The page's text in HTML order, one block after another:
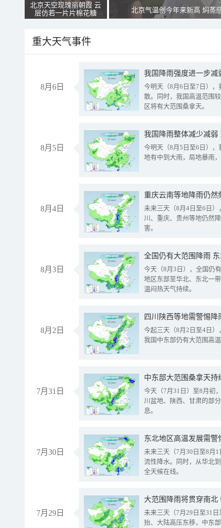
北京天空现瑰丽朝霞 云
层仿若一片片棉花糖
北京气温创今年来新高 焖蒸
重大天气事件
8月6日
今明天（8月6日至7日）
散。同时，我国高温范围
区将有大范围桑拿天。
8月5日
我国降雨整体减少减弱
今明天（8月5日至6日）
地有中到大雨，局地暴雨
8月4日
重庆云南等地降雨仍然
未来三天（8月4日至6日
川、重庆、贵州等地仍然
害。
8月3日
全国仍有大范围降雨
今天（8月3日），全国仍
地区东部至华北、东北一
温闷热天气持续。
8月2日
今起三天（8月2日至4日
我国中东部仍有大范围高
7月31日
中东部大范围桑拿天
今天（7月31日）至8月初
川盆地、陕西、甘肃的部
息。
7月30日
东北地区高温发展需
未来三天（7月30日至8月
流性降水。同时，从华北
全天候在线。
7月29日
大范围降雨将贯穿南
未来三天（7月29日至31
抬、大陆高压东移，中东